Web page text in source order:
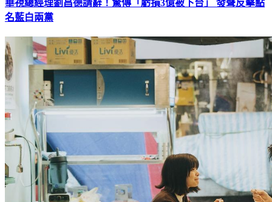
華視總經理劉昌德請辭！驚傳「虧損3億被下台」 發聲反擊點
名藍白兩黨